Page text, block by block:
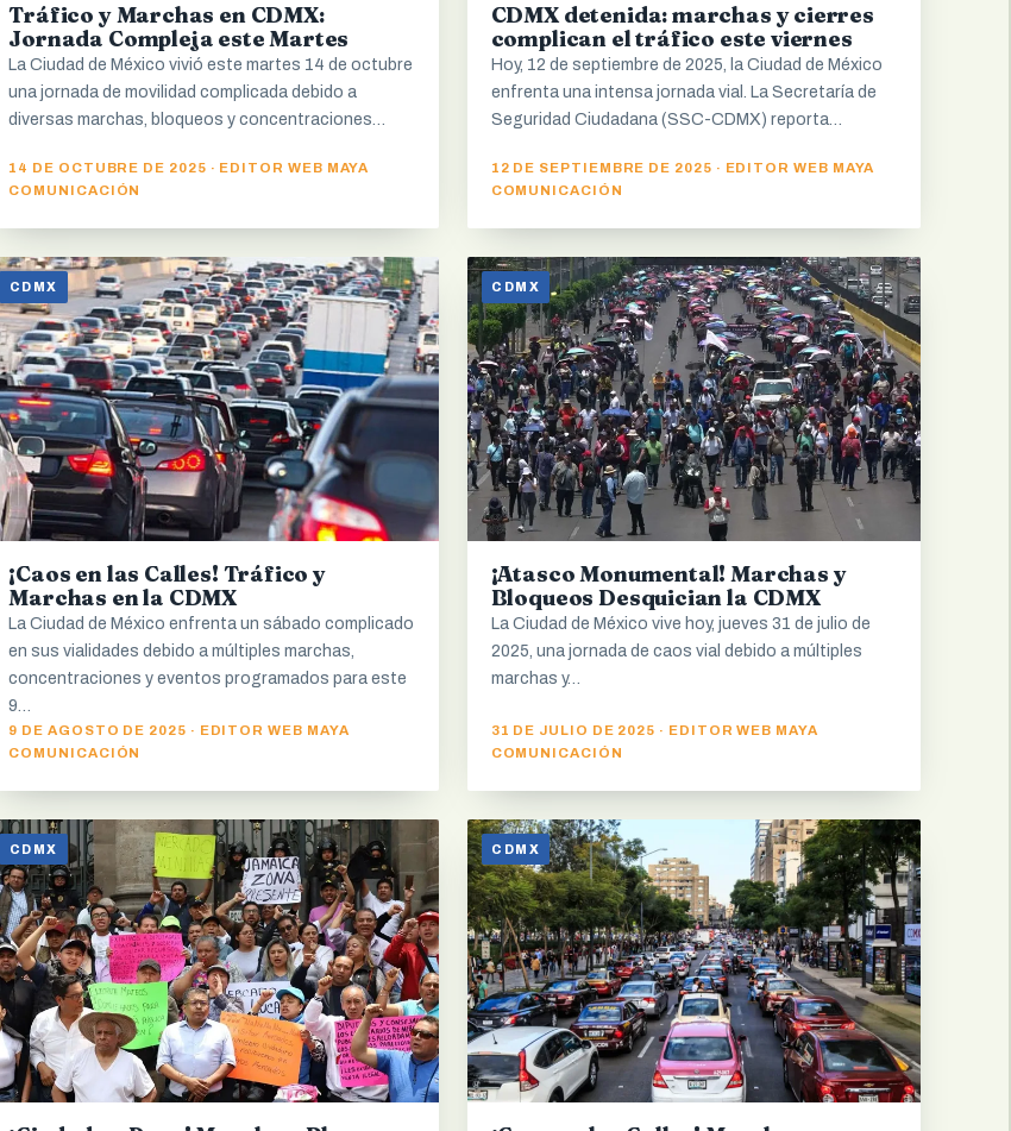
Tráfico y Marchas en CDMX:
Jornada Compleja este Martes
La Ciudad de México vivió este martes 14 de octubre
una jornada de movilidad complicada debido a
diversas marchas, bloqueos y concentraciones…
14 DE OCTUBRE DE 2025 · EDITOR WEB MAYA
COMUNICACIÓN
CDMX detenida: marchas y cierres
complican el tráfico este viernes
Hoy, 12 de septiembre de 2025, la Ciudad de México
enfrenta una intensa jornada vial. La Secretaría de
Seguridad Ciudadana (SSC-CDMX) reporta…
12 DE SEPTIEMBRE DE 2025 · EDITOR WEB MAYA
COMUNICACIÓN
CDMX
¡Caos en las Calles! Tráfico y
Marchas en la CDMX
La Ciudad de México enfrenta un sábado complicado
en sus vialidades debido a múltiples marchas,
concentraciones y eventos programados para este
9…
9 DE AGOSTO DE 2025 · EDITOR WEB MAYA
COMUNICACIÓN
CDMX
¡Atasco Monumental! Marchas y
Bloqueos Desquician la CDMX
La Ciudad de México vive hoy, jueves 31 de julio de
2025, una jornada de caos vial debido a múltiples
marchas y…
31 DE JULIO DE 2025 · EDITOR WEB MAYA
COMUNICACIÓN
CDMX CDMX